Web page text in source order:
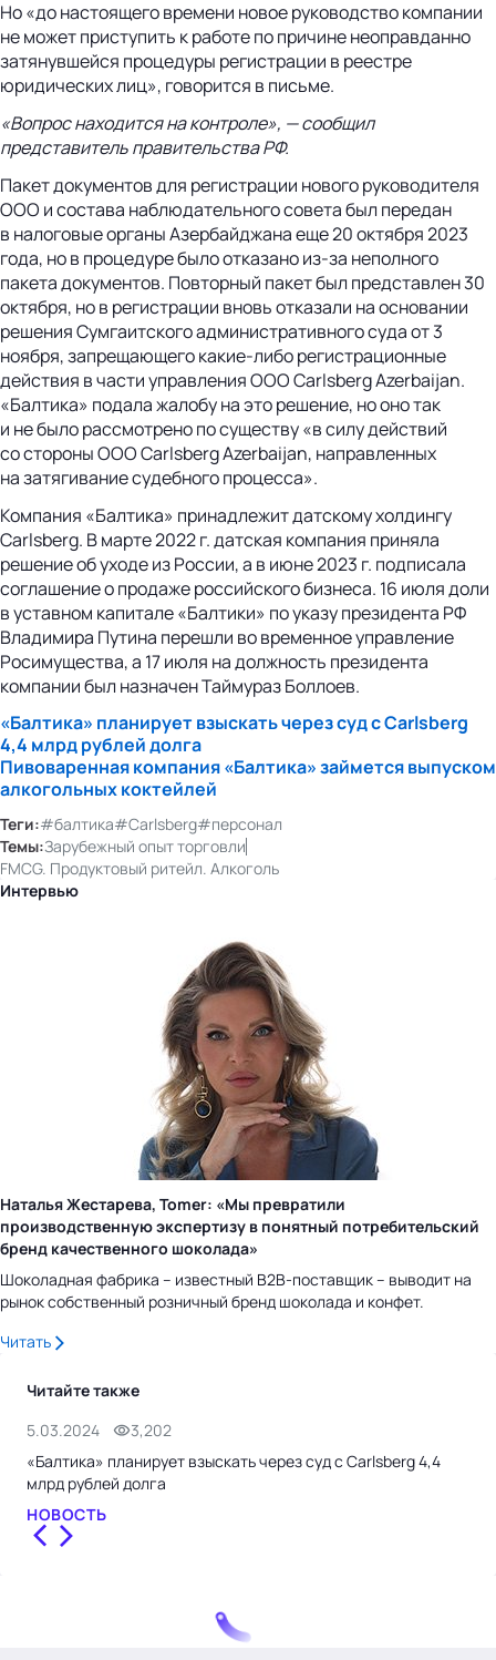
Но «до настоящего времени новое руководство компании
не может приступить к работе по причине неоправданно
затянувшейся процедуры регистрации в реестре
юридических лиц», говорится в письме.
«Вопрос находится на контроле», — сообщил
представитель правительства РФ.
Пакет документов для регистрации нового руководителя
ООО и состава наблюдательного совета был передан
в налоговые органы Азербайджана еще 20 октября 2023
года, но в процедуре было отказано из-за неполного
пакета документов. Повторный пакет был представлен 30
октября, но в регистрации вновь отказали на основании
решения Сумгаитского административного суда от 3
ноября, запрещающего какие-либо регистрационные
действия в части управления ООО Carlsberg Azerbaijan.
«Балтика» подала жалобу на это решение, но оно так
и не было рассмотрено по существу «в силу действий
со стороны ООО Carlsberg Azerbaijan, направленных
на затягивание судебного процесса».
Компания «Балтика» принадлежит датскому холдингу
Carlsberg. В марте 2022 г. датская компания приняла
решение об уходе из России, а в июне 2023 г. подписала
соглашение о продаже российского бизнеса. 16 июля доли
в уставном капитале «Балтики» по указу президента РФ
Владимира Путина перешли во временное управление
Росимущества, а 17 июля на должность президента
компании был назначен Таймураз Боллоев.
«Балтика» планирует взыскать через суд с Carlsberg
4,4 млрд рублей долга
Пивоваренная компания «Балтика» займется выпуском
алкогольных коктейлей
Теги:#балтика#Carlsberg#персонал
Темы:Зарубежный опыт торговли
FMCG. Продуктовый ритейл. Алкоголь
Интервью
Наталья Жестарева, Tomer: «Мы превратили
производственную экспертизу в понятный потребительский
бренд качественного шоколада»
Шоколадная фабрика – известный B2B-поставщик – выводит на
рынок собственный розничный бренд шоколада и конфет.
Читать
Читайте также
5.03.2024
3,202
«Балтика» планирует взыскать через суд с Carlsberg 4,4
млрд рублей долга
НОВОСТЬ